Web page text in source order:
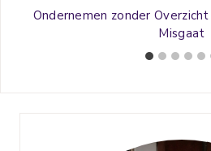
Ondernemen zonder
Misgaat